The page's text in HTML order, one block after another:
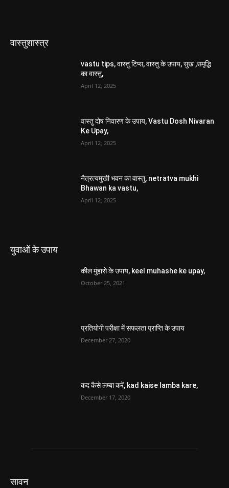
वास्तुशास्त्र
vastu tips, वास्तु टिप्स, वास्तु के उपाय, सुख ,समृद्धि
का वास्तु,
April 12, 2025
वास्तु दोष निवारण के उपाय, Vastu Dosh Nivaran
Ke Upay,
April 12, 2025
नैत्रत्यमुखी भवन का वास्तु, netratva mukhi
Bhawan ka vastu,
April 12, 2025
युवाओं के उपाय
कील मुंहासे के उपाय, keel muhashe ke upay,
October 25, 2021
प्रतियोगी परीक्षा में सफलता प्राप्ति के उपाय
December 27, 2020
कद कैसे लम्बा करें, kad kaise lamba kare,
December 17, 2020
सावन